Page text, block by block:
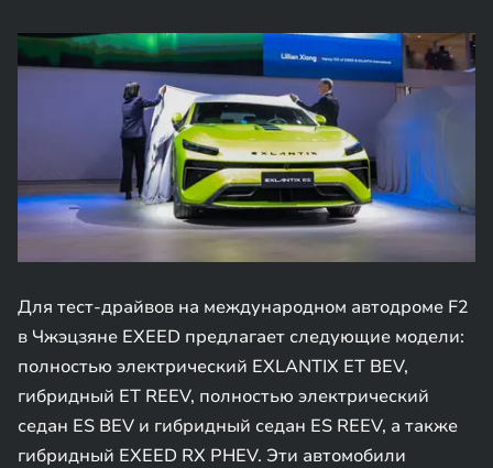
Для тест-драйвов на международном автодроме F2
в Чжэцзяне EXEED предлагает следующие модели:
полностью электрический EXLANTIX ET BEV,
гибридный ET REEV, полностью электрический
седан ES BEV и гибридный седан ES REEV, а также
гибридный EXEED RX PHEV. Эти автомобили